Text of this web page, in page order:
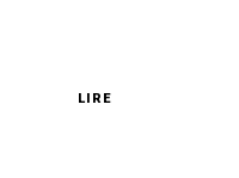
LIRE